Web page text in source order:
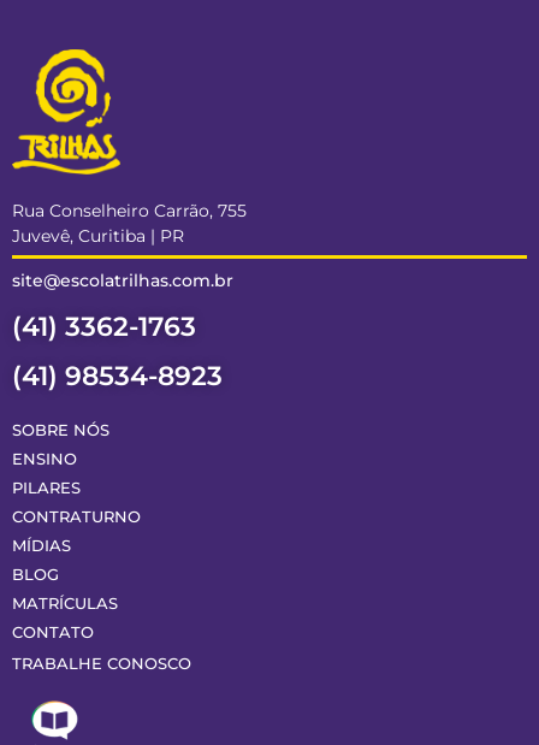
Rua Conselheiro Carrão, 755
Juvevê, Curitiba | PR
site@escolatrilhas.com.br
(41) 3362-1763
(41) 98534-8923
SOBRE NÓS
ENSINO
PILARES
CONTRATURNO
MÍDIAS
BLOG
MATRÍCULAS
CONTATO
TRABALHE CONOSCO